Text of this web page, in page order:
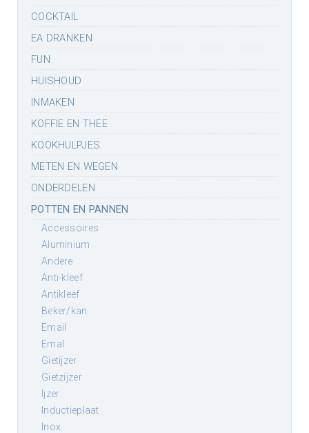
COCKTAIL
EA DRANKEN
FUN
HUISHOUD
INMAKEN
KOFFIE EN THEE
KOOKHULPJES
METEN EN WEGEN
ONDERDELEN
POTTEN EN PANNEN
accessoires
aluminium
andere
anti-kleef
antikleef
beker/kan
email
emal
gietijzer
gietzijzer
ijzer
inductieplaat
inox